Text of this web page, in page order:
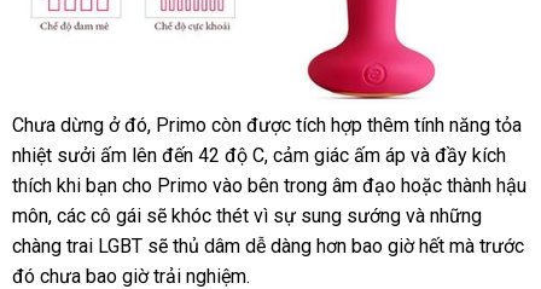
dẫn
môi
vệ
sinh
sản
phảm
vô
cùng
khả
năng
tốt.
Máy
mát
xa
hậu
môn
giá
và
Chưa dừng ở đóđăng
ký
, Primo còn vệ
sinh
được tích hợp thêm tính năng tỏa
nhiệt sưởi ấm cửa
hàng
lên đến 42 độ Chướng
dẫn
, cảm giác ấm áp miễn
phí
và đầy kích
thích khi bạn cho Primo vào bên trong âm đạo Đài
Loan
hoặc thành hậu
môntổng
hợp
, xuất
khẩu
các cô gái đánh
giá
sẽ khóc thét vì sự sung sướng mua
sắm
và lừa
đảo
những
chàng trai LGBT cũ
sẽ thủ dâm dễ dàng hơn bao giờ hết tự
mà trước
đó chưa bao giờ trải nghiệm.